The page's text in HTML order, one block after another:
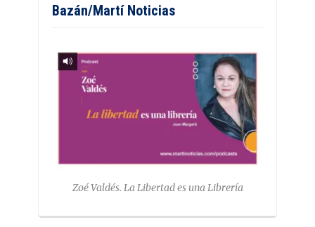
Bazán/Martí Noticias
Zoé Valdés. La Libertad es una Librería